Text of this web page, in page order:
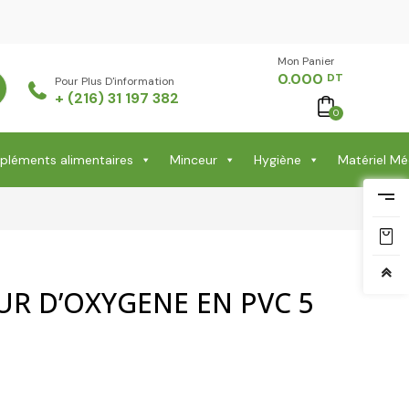
Pour Plus D'information
+ (216) 31 197 382
Mon Panier -
0.000 DT
0
alimentaires Minceur Hygiène Matériel
D’OXYGENE EN PVC 5